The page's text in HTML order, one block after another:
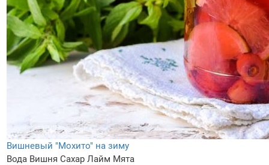
Вишневый "Мохито" на зиму
Вода Вишня Сахар Лайм Мята